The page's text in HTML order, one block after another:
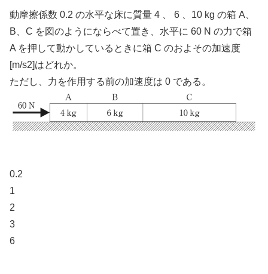
動摩擦係数 0.2 の水平な床に質量 4 、 6 、10 kg の箱 A、
B、C を図のようにならべて置き、水平に 60 N の力で箱
A を押して動かしているときに箱 C のおよその加速度
[m/s2]はどれか。
ただし、力を作用する前の加速度は 0 である。
0.2
1
2
3
6